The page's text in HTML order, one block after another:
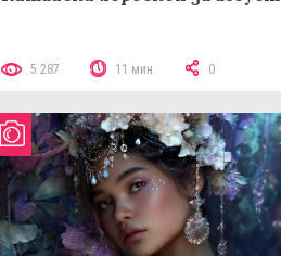
5 287 11 мин 0